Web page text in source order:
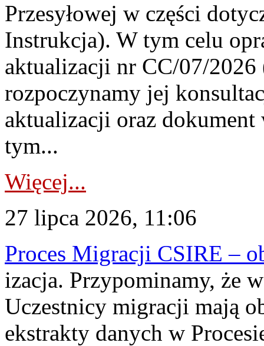
Przesyłowej w części
Instrukcja). W tym celu
aktualizacji nr CC/07/
rozpoczynamy jej
aktualizacji oraz
tym...
Więcej...
27 lipca 2026, 11:06
Proces Migracji CSIRE –
izacja. Przypominamy, że
Uczestnicy migracji mają
ekstrakty danych w